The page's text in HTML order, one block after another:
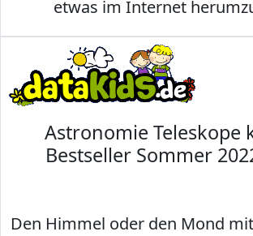
etwas im Internet
Astronomie Teleskope
Bestseller Sommer
Den Himmel oder den Mond